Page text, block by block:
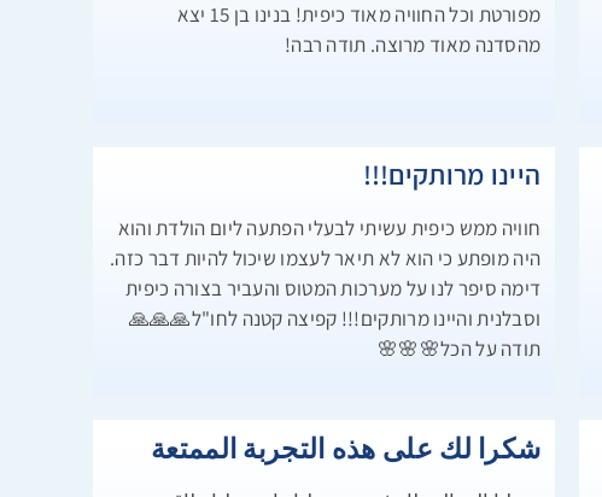
מפורטת וכל החוויה מאוד כיפית! בנינו בן 15 יצא
מהסדנה מאוד מרוצה. תודה רבה!
היינו מרותקים!!!
חוויה ממש כיפית עשיתי לבעלי הפתעה ליום הולדת והוא
היה מופתע כי הוא לא תיאר לעצמו שיכול להיות דבר כזה.
דימה סיפר לנו על מערכות המטוס והעביר בצורה כיפית
וסבלנית והיינו מרותקים!!! קפיצה קטנה לחו"ל🙏🙏🙏
תודה על הכל🌸🌸🌸
شكرا لك على هذه التجربة الممتعة